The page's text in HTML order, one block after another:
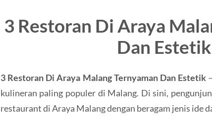
3 Restoran Di Araya
Dan Estetik
3 Restoran Di Araya Malang Ternyaman Dan Estetik
kulineran paling populer di Malang. Di sini,
restaurant di Araya Malang dengan beragam jenis ide